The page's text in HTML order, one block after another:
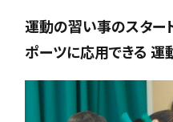
運動の習い事のスター
ポーツに応用できる 運